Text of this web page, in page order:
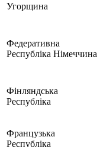
Угорщина
Федеративна
Республіка Німеччина
Фінляндська
Республіка
Французька
Республіка